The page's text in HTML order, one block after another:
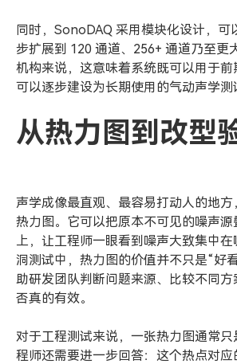
同时，SonoDAQ 采用模块化设计，可
步扩展到 120 通道、256+ 通道乃至更
机构来说，这意味着系统既可以用于
可以逐步建设为长期使用的气动声学测
从热力图到改型
声学成像最直观、最容易打动人的地
热力图。它可以把原本不可见的噪声源
上，让工程师一眼看到噪声大致集中
洞测试中，热力图的价值并不只是“好
助研发团队判断问题来源、比较不同
否真的有效。
对于工程测试来说，一张热力图通常
程师还需要进一步回答：这个热点对